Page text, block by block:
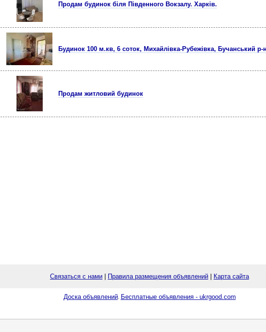
Продам будинок біля Південного Вокзалу. Харків.
Будинок 100 м.кв, 6 соток, Михайлівка-Рубежівка, Бучанський р-н
Продам житловий будинок
Связаться с нами Правила размещения объявлений Карта сайта
Доска объявлений. Бесплатные объявления - ukrgood.com